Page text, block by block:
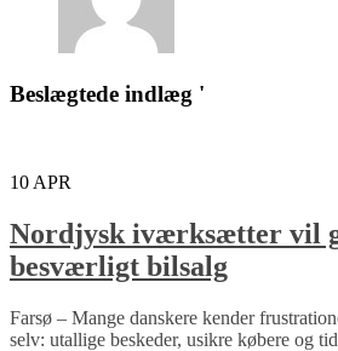
Beslægtede indlæg '
10 APR
Nordjysk iværksætter vil
besværligt bilsalg
Farsø – Mange danskere kender
selv: utallige beskeder, usikre købere og